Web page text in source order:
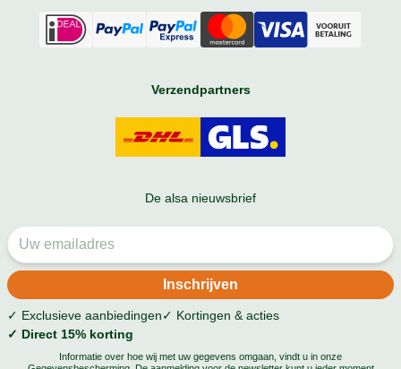
Verzendpartners
De alsa nieuwsbrief
✓ Exclusieve aanbiedingen✓ Kortingen & acties
✓ Direct 15% korting
Informatie over hoe wij met uw gegevens omgaan, vindt u in onze